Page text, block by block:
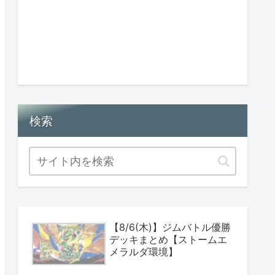
検索
【8/6(木)】ジムバトル優勝
デッキまとめ【ストームエ
メラルダ環境】